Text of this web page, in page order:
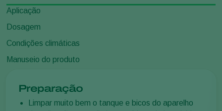
Aplicação
Dosagem
Condições climáticas
Manuseio do produto
Preparação
Limpar muito bem o tanque e bicos do aparelho